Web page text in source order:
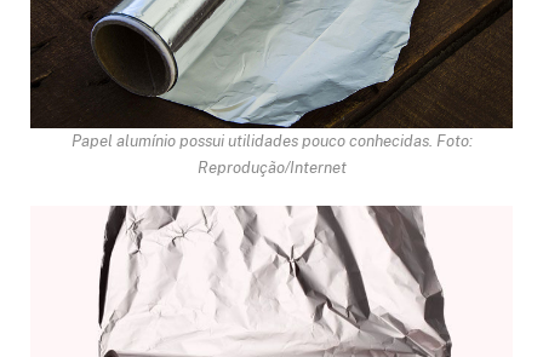
Papel alumínio possui utilidades pouco conhecidas. Foto:
Reprodução/Internet